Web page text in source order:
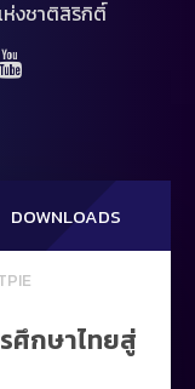
ห่งชาติสิริกิติ์
DOWNLOADS
ศึกษาไทยสู่